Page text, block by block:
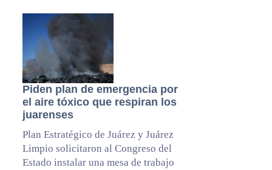
Piden plan de emergencia por
el aire tóxico que respiran los
juarenses
Plan Estratégico de Juárez y Juárez
Limpio solicitaron al Congreso del
Estado instalar una mesa de trabajo